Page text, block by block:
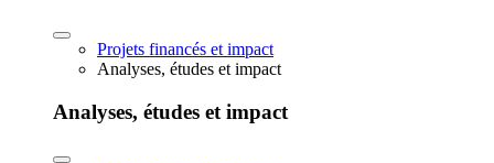
Projets financés et impact
Analyses, études et impact
Analyses, études et impact